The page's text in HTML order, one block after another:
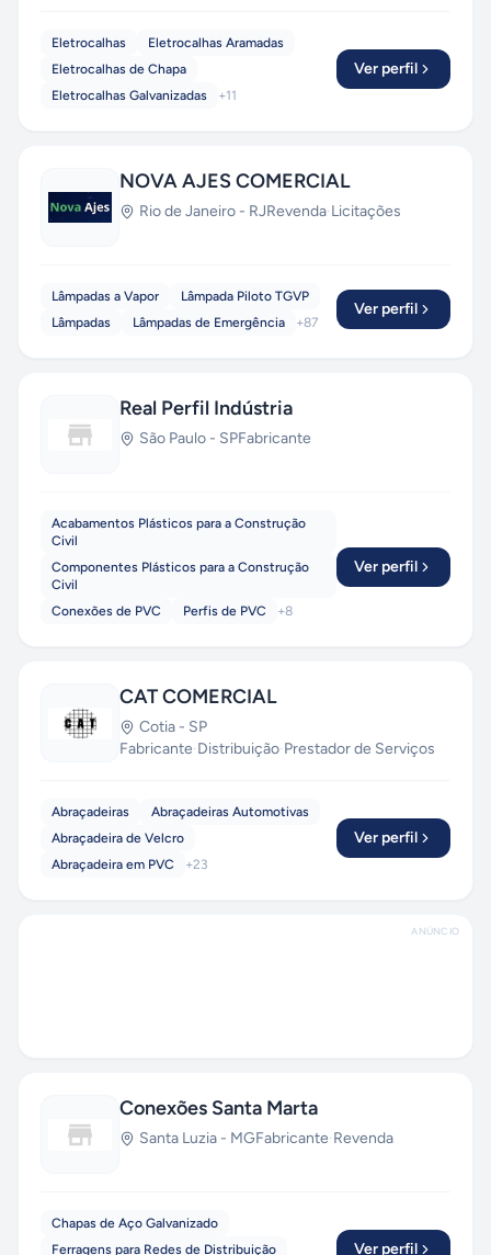
Eletrocalhas
Eletrocalhas Aramadas
Eletrocalhas de Chapa
Eletrocalhas Galvanizadas
+11
Ver perfil
NOVA AJES COMERCIAL
Rio de Janeiro - RJRevenda·Licitações
Lâmpadas a Vapor
Lâmpada Piloto TGVP
Lâmpadas
Lâmpadas de Emergência +87
Ver perfil
Real Perfil Indústria
São Paulo - SPFabricante
Acabamentos Plásticos para a Construção
Civil
Componentes Plásticos para a Construção
Civil
Conexões de PVC
Perfis de PVC +8
Ver perfil
CAT COMERCIAL
Cotia - SP
Fabricante·Distribuição·Prestador de Serviços
Abraçadeiras
Abraçadeiras Automotivas
Abraçadeira de Velcro
Abraçadeira em PVC
+23
Ver perfil
ANÚNCIO
Conexões Santa Marta
Santa Luzia - MGFabricante·Revenda
Chapas de Aço Galvanizado
Ferragens para Redes de Distribuição
Ver perfil